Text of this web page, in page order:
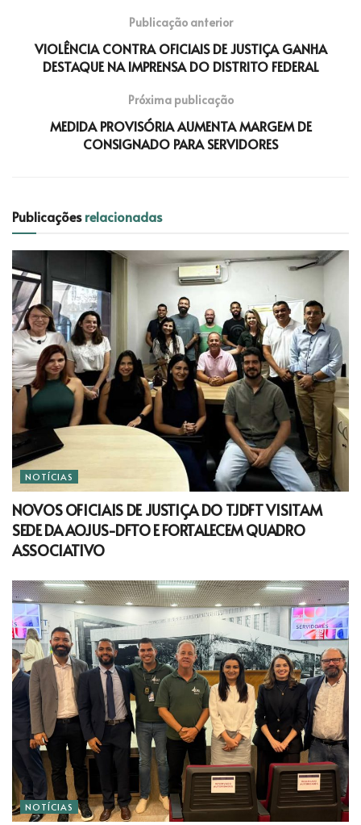
Publicação anterior
VIOLÊNCIA CONTRA OFICIAIS DE JUSTIÇA GANHA
DESTAQUE NA IMPRENSA DO DISTRITO FEDERAL
Próxima publicação
MEDIDA PROVISÓRIA AUMENTA MARGEM DE
CONSIGNADO PARA SERVIDORES
Publicaçõesrelacionadas
NOTÍCIAS
NOVOS OFICIAIS DE JUSTIÇA DO TJDFT VISITAM
SEDE DA AOJUS-DFTO E FORTALECEM QUADRO
ASSOCIATIVO
NOTÍCIAS